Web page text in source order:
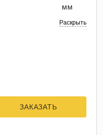
мм
Раскрыть
ЗАКАЗАТЬ